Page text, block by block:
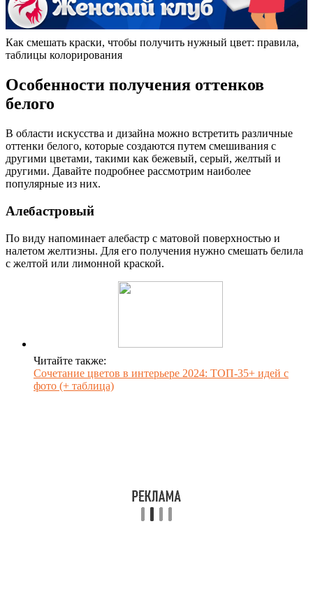
Как смешать краски, чтобы получить нужный цвет: правила,
таблицы колорирования
Особенности получения оттенков
белого
В области искусства и дизайна можно встретить различные
оттенки белого, которые создаются путем смешивания с
другими цветами, такими как бежевый, серый, желтый и
другими. Давайте подробнее рассмотрим наиболее
популярные из них.
Алебастровый
По виду напоминает алебастр с матовой поверхностью и
налетом желтизны. Для его получения нужно смешать белила
с желтой или лимонной краской.
Читайте также:
Сочетание цветов в интерьере 2024: ТОП-35+ идей с
фото (+ таблица)